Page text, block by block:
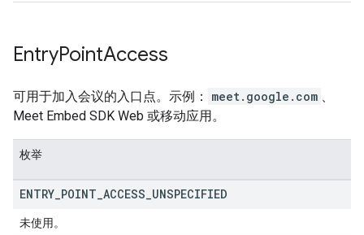
EntryPointAccess
可用于加入会议的入口点。示例： meet.google.com 、
Meet Embed SDK Web 或移动应用。
枚举
ENTRY POINT ACCESS UNSPECIFIED
未使用。